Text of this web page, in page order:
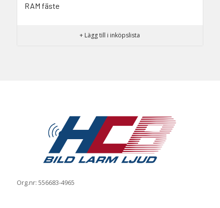
RAM fäste
+ Lägg till i inköpslista
Org.nr: 556683-4965